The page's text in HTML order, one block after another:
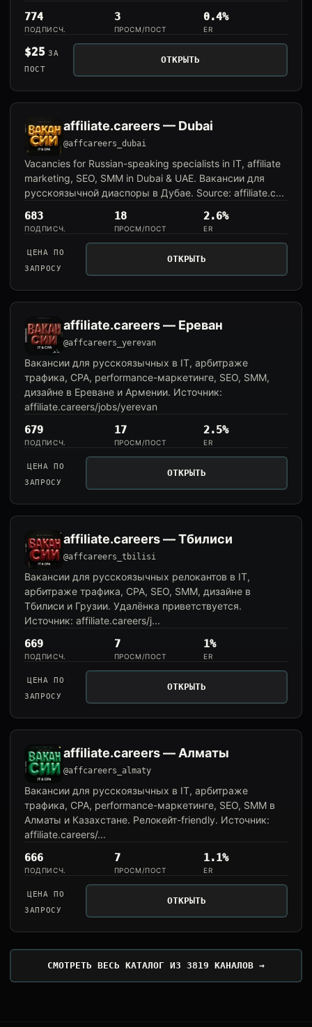
774
ПОДПИСЧ.
3
ПРОСМ/ПОСТ
0.4%
ER
$25 ЗА
ПОСТ
ОТКРЫТЬ
affiliate.careers — Dubai
@affcareers_dubai
Vacancies for Russian-speaking specialists in IT, affiliate
marketing, SEO, SMM in Dubai & UAE. Вакансии для
русскоязычной диаспоры в Дубае. Source: affiliate.c...
683
ПОДПИСЧ.
18
ПРОСМ/ПОСТ
2.6%
ER
ЦЕНА ПО
ЗАПРОСУ
ОТКРЫТЬ
affiliate.careers — Ереван
@affcareers_yerevan
Вакансии для русскоязычных в IT, арбитраже
трафика, CPA, performance-маркетинге, SEO, SMM,
дизайне в Ереване и Армении. Источник:
affiliate.careers/jobs/yerevan
679
ПОДПИСЧ.
17
ПРОСМ/ПОСТ
2.5%
ER
ЦЕНА ПО
ЗАПРОСУ
ОТКРЫТЬ
affiliate.careers — Тбилиси
@affcareers_tbilisi
Вакансии для русскоязычных релокантов в IT,
арбитраже трафика, CPA, SEO, SMM, дизайне в
Тбилиси и Грузии. Удалёнка приветствуется.
Источник: affiliate.careers/j...
669
ПОДПИСЧ.
7
ПРОСМ/ПОСТ
1%
ER
ЦЕНА ПО
ЗАПРОСУ
ОТКРЫТЬ
affiliate.careers — Алматы
@affcareers_almaty
Вакансии для русскоязычных в IT, арбитраже
трафика, CPA, performance-маркетинге, SEO, SMM в
Алматы и Казахстане. Релокейт-friendly. Источник:
affiliate.careers/...
666
ПОДПИСЧ.
7
ПРОСМ/ПОСТ
1.1%
ER
ЦЕНА ПО
ЗАПРОСУ
ОТКРЫТЬ
СМОТРЕТЬ ВЕСЬ КАТАЛОГ ИЗ 3819 КАНАЛОВ →